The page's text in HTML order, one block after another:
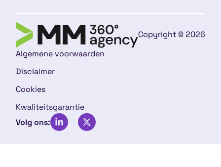
Copyright © 2026
Algemene voorwaarden
Disclaimer
Cookies
Kwaliteitsgarantie
Volg ons: